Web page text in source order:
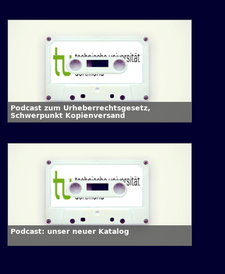
Podcast zum Urheberrechtsgesetz,
Schwerpunkt Kopienversand
Podcast: unser neuer Katalog